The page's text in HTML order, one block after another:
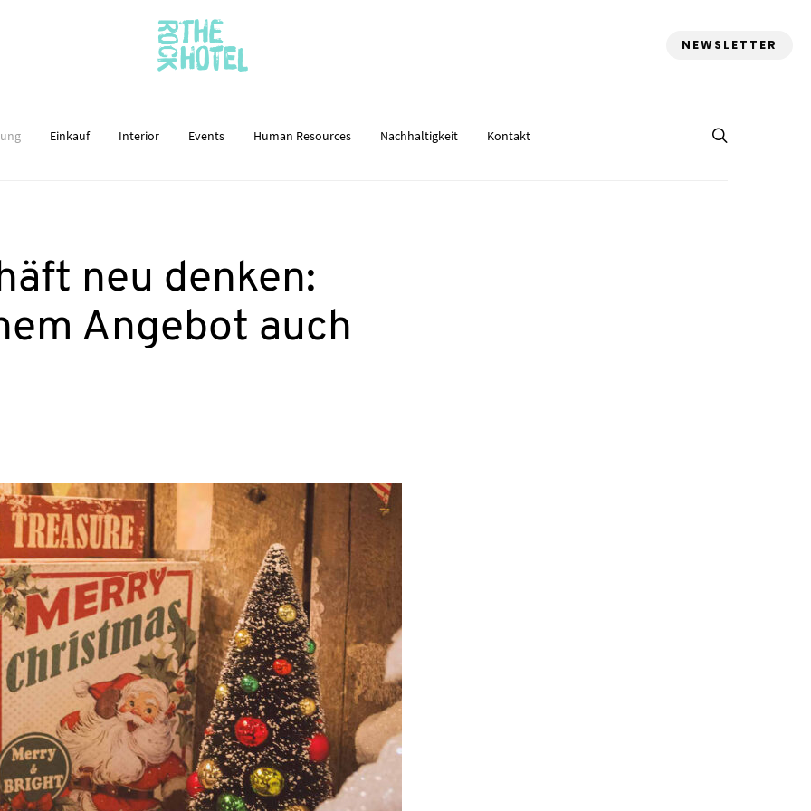
NEWSLETTER
Einkauf Interior Events Human Resources Nachhaltigkeit Kontakt
neu denken:
Angebot auch